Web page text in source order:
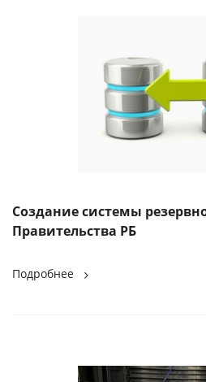
Создание системы
Правительства РБ
Подробнее